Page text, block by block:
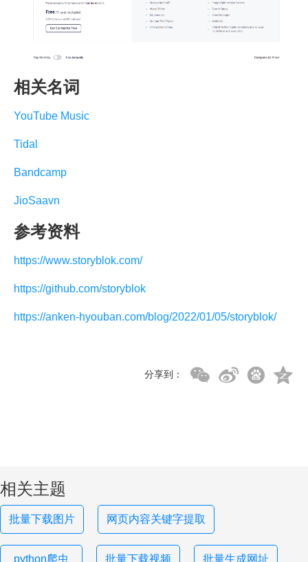
相关名词
YouTube Music
Tidal
Bandcamp
JioSaavn
参考资料
https://www.storyblok.com/
https://github.com/storyblok
https://anken-hyouban.com/blog/2022/01/05/storyblok/
分享到：
相关主题
批量下载图片 网页内容关键字提取
python爬虫 批量下载视频 批量生成网址